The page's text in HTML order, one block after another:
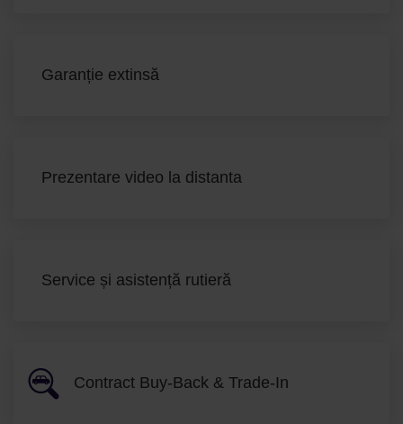
Garanție extinsă
Prezentare video la distanta
Service și asistență rutieră
Contract Buy-Back & Trade-In